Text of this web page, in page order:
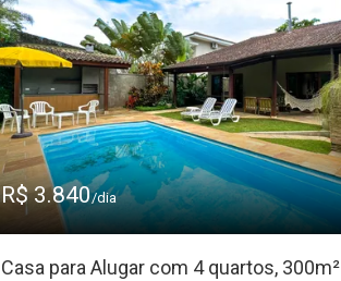
R$ 3.840/dia
Casa para Alugar com 4 quartos, 300m²